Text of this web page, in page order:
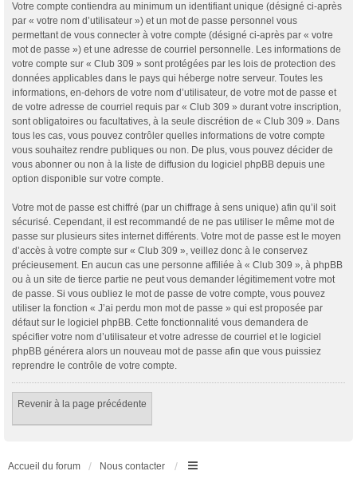
Votre compte contiendra au minimum un identifiant unique (désigné ci-après
par « votre nom d’utilisateur ») et un mot de passe personnel vous
permettant de vous connecter à votre compte (désigné ci-après par « votre
mot de passe ») et une adresse de courriel personnelle. Les informations de
votre compte sur « Club 309 » sont protégées par les lois de protection des
données applicables dans le pays qui héberge notre serveur. Toutes les
informations, en-dehors de votre nom d’utilisateur, de votre mot de passe et
de votre adresse de courriel requis par « Club 309 » durant votre inscription,
sont obligatoires ou facultatives, à la seule discrétion de « Club 309 ». Dans
tous les cas, vous pouvez contrôler quelles informations de votre compte
vous souhaitez rendre publiques ou non. De plus, vous pouvez décider de
vous abonner ou non à la liste de diffusion du logiciel phpBB depuis une
option disponible sur votre compte.
Votre mot de passe est chiffré (par un chiffrage à sens unique) afin qu’il soit
sécurisé. Cependant, il est recommandé de ne pas utiliser le même mot de
passe sur plusieurs sites internet différents. Votre mot de passe est le moyen
d’accès à votre compte sur « Club 309 », veillez donc à le conservez
précieusement. En aucun cas une personne affiliée à « Club 309 », à phpBB
ou à un site de tierce partie ne peut vous demander légitimement votre mot
de passe. Si vous oubliez le mot de passe de votre compte, vous pouvez
utiliser la fonction « J’ai perdu mon mot de passe » qui est proposée par
défaut sur le logiciel phpBB. Cette fonctionnalité vous demandera de
spécifier votre nom d’utilisateur et votre adresse de courriel et le logiciel
phpBB générera alors un nouveau mot de passe afin que vous puissiez
reprendre le contrôle de votre compte.
Revenir à la page précédente
Accueil du forum Nous contacter